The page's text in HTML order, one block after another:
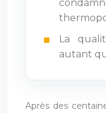
La
autant
Après des